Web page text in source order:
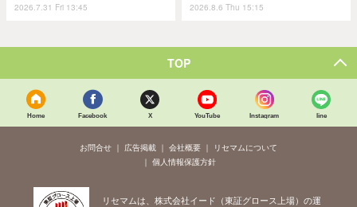
2026.7.31 Fri 13:45 2026.8.6 Thu 15:15
TOP
Home Facebook X YouTube Instagram line
お問合せ 広告掲載 会社概要
リセマムについて
個人情報保護方針
リセマムは、株式会社イード（東証グロース上場）の運